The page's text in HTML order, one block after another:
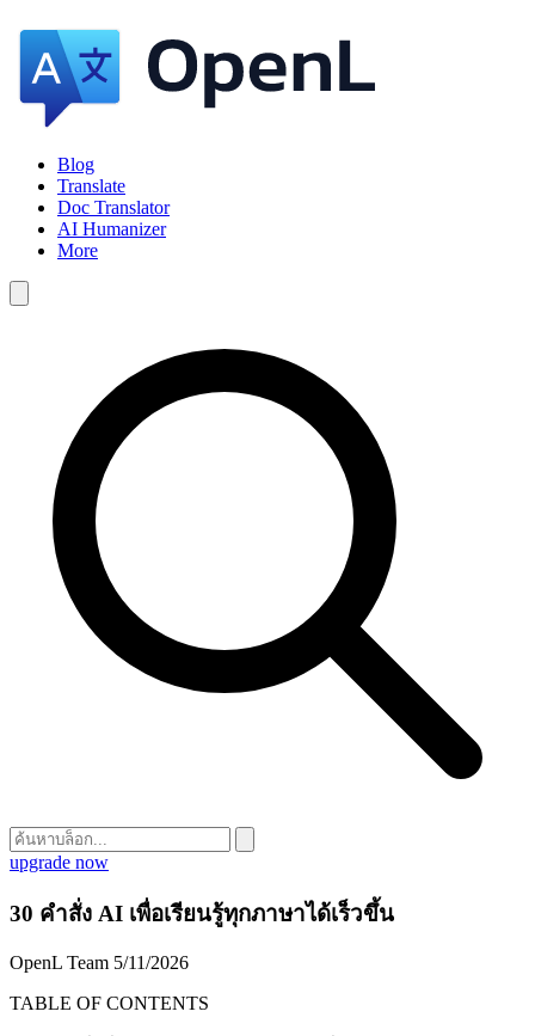
Blog
Translate
Doc Translator
AI Humanizer
More
upgrade now
30 คำสั่ง AI เพื่อเรียนรู้ทุกภาษาได้เร็วขึ้น
OpenL Team 5/11/2026
TABLE OF CONTENTS